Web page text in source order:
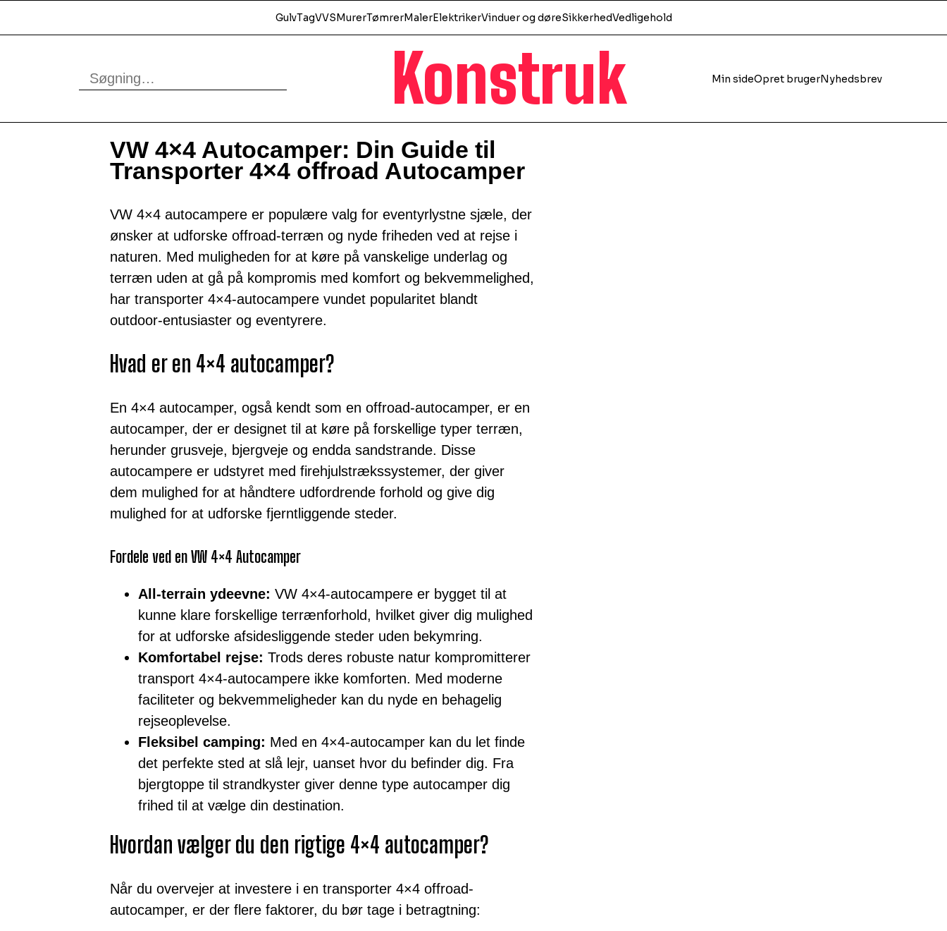
Konstruk Min sideOpret brugerNyhedsbrev
GulvTagVVSMurerTømrerMalerElektrikerVinduer og døreSikkerhedVedligehold
VW 4×4 Autocamper: Din Guide til
Transporter 4×4 offroad Autocamper
VW 4×4 autocampere er populære valg for eventyrlystne sjæle, der
ønsker at udforske offroad-terræn og nyde friheden ved at rejse i
naturen. Med muligheden for at køre på vanskelige underlag og
terræn uden at gå på kompromis med komfort og bekvemmelighed,
har transporter 4×4-autocampere vundet popularitet blandt
outdoor-entusiaster og eventyrere.
Hvad er en 4×4 autocamper?
En 4×4 autocamper, også kendt som en offroad-autocamper, er en
autocamper, der er designet til at køre på forskellige typer terræn,
herunder grusveje, bjergveje og endda sandstrande. Disse
autocampere er udstyret med firehjulstrækssystemer, der giver
dem mulighed for at håndtere udfordrende forhold og give dig
mulighed for at udforske fjerntliggende steder.
Fordele ved en VW 4×4 Autocamper
All-terrain ydeevne: VW 4×4-autocampere er bygget til at
kunne klare forskellige terrænforhold, hvilket giver dig mulighed
for at udforske afsidesliggende steder uden bekymring.
Komfortabel rejse: Trods deres robuste natur kompromitterer
transport 4×4-autocampere ikke komforten. Med moderne
faciliteter og bekvemmeligheder kan du nyde en behagelig
rejseoplevelse.
Fleksibel camping: Med en 4×4-autocamper kan du let finde
det perfekte sted at slå lejr, uanset hvor du befinder dig. Fra
bjergtoppe til strandkyster giver denne type autocamper dig
frihed til at vælge din destination.
Hvordan vælger du den rigtige 4×4 autocamper?
Når du overvejer at investere i en transporter 4×4 offroad-
autocamper, er der flere faktorer, du bør tage i betragtning: